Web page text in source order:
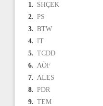
1. SHÇEK
2. PS
3. BTW
4. IT
5. TCDD
6. AÖF
7. ALES
8. PDR
9. TEM